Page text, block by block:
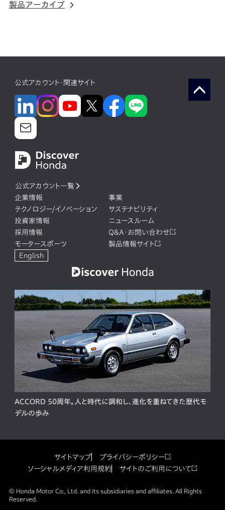
製品アーカイブ
公式アカウント・関連サイト
公式アカウント一覧
企業情報
事業
テクノロジー/イノベーション
サステナビリティ
投資家情報
ニュースルーム
採用情報
Q&A・お問い合わせ
モータースポーツ
製品情報サイト
English
ACCORD 50周年。人と時代に調和し、進化を重ねてきた歴代モ
デルの歩み
サイトマップ
プライバシーポリシー
ソーシャルメディア利用規約
サイトのご利用について
© Honda Motor Co., Ltd. and its subsidiaries and affiliates. All Rights
Reserved.